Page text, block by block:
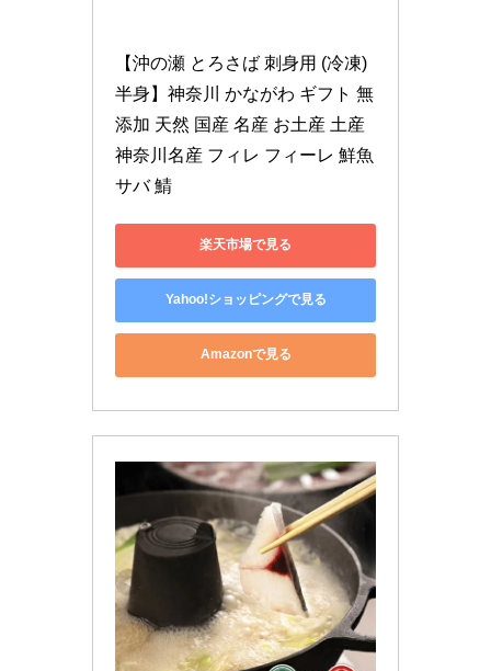
【沖の瀬 とろさば 刺身用 (冷凍)
半身】神奈川 かながわ ギフト 無
添加 天然 国産 名産 お土産 土産
神奈川名産 フィレ フィーレ 鮮魚
サバ 鯖
楽天市場で見る
Yahoo!ショッピングで見る
Amazonで見る